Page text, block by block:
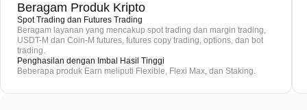
Beragam Produk Kripto
Spot Trading dan Futures Trading
Beragam layanan yang mencakup spot trading dan margin trading,
USDT-M dan Coin-M futures, futures copy trading, options, dan bot
trading.
Penghasilan dengan Imbal Hasil Tinggi
Beberapa produk Earn meliputi Flexible, Flexi Max, dan Staking.